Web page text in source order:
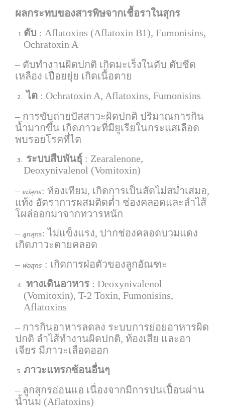
ผลกระทบของสารพิษจากเชื้อราในสุกร
ตับ : Aflatoxins (Aflatoxin B1), Fumonisins,
Ochratoxin A
– ตับทำงานผิดปกติ เกิดมะเร็งในตับ ตับซีด
เหลือง เปื่อยยุ่ย เกิดเนื้อตาย
ไต : Ochratoxin A, Aflatoxins, Fumonisins
– การขับถ่ายปัสสาวะผิดปกติ ปริมาณการกิน
น้ำมากขึ้น เกิดภาวะที่มียูเรียในกระแสเลือด
พบรอยโรคที่ไต
ระบบสืบพันธุ์: Zearalenone,
Deoxynivalenol (Vomitoxin)
– แม่สุกร: ท้องเทียม, เกิดการเป็นสัดไม่สม่ำเสมอ,
แท้ง อัตราการผสมติดต่ำ ช่องคลอดและลำไส้
โผล่ออกมาจากทวารหนัก
– ลูกสุกร: ไม่แข็งแรง, ปากช่องคลอดบวมแดง
เกิดภาวะตายคลอด
– พ่อสุกร : เกิดการฝ่อตัวของลูกอัณฑะ
ทางเดินอาหาร : Deoxynivalenol
(Vomitoxin), T-2 Toxin, Fumonisins,
Aflatoxins
– การกินอาหารลดลง ระบบการย่อยอาหารผิด
ปกติ ลำไส้ทำงานผิดปกติ, ท้องเสีย และอา
เจียร มีภาวะเลือดออก
ภาวะแทรกซ้อนอื่นๆ
– ลูกสุกรอ่อนแอ เนื่องจากมีการปนเปื้อนผ่าน
น้ำนม (Aflatoxins)